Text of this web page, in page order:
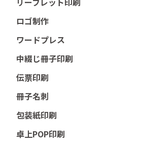
ロゴ制作
ワードプレス
中綴じ冊子印刷
伝票印刷
冊子名刺
包装紙印刷
卓上POP印刷